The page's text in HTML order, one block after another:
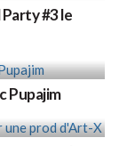
#3 le
Pupajim